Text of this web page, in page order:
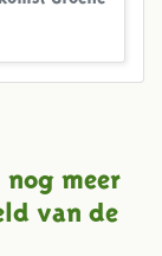
nog meer
van de